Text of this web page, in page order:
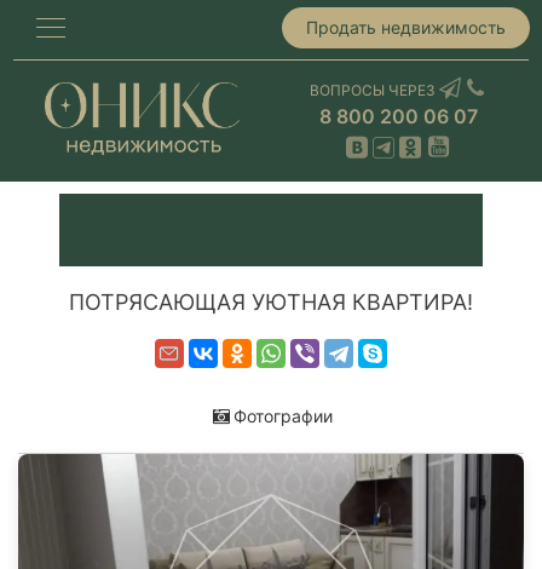
Продать недвижимость
ВОПРОСЫ ЧЕРЕЗ
8 800 200 06 07
ПОТРЯСАЮЩАЯ УЮТНАЯ КВАРТИРА!
Фотографии